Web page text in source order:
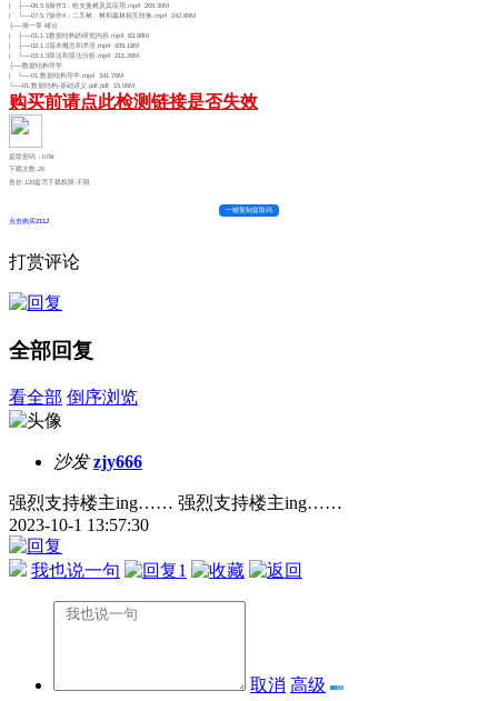
| ├──06.5.6操作3：哈夫曼树及其应用.mp4 209.30M
| └──07.5.7操作4：二叉树、树和森林相互转换.mp4 242.89M
├──第一章 绪论
| ├──01.1.1数据结构的研究内容.mp4 83.98M
| ├──02.1.2基本概念和术语.mp4 439.18M
| └──03.1.3算法和算法分析.mp4 211.26M
├──数据结构导学
| └──01.数据结构导学.mp4 341.76M
└──01.数据结构-基础讲义.pdf.pdf 15.06M
购买前请点此检测链接是否失效
提取密码：h78r
下载次数:26
售价:120盘币下载权限:不限
一键复制提取码
点击购买2112
打赏评论
全部回复
看全部 倒序浏览
沙发 zjy666
强烈支持楼主ing…… 强烈支持楼主ing……
2023-10-1 13:57:30
我也说一句 1
取消 高级